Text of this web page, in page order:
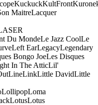
KuckuckKultFront
MaitreLacquer
Du MondeLe Jazz CoolLe
Left EarLegacyLegendary
Bongo JoeLes Disques
In The AtticLil'
LinkLittle DavidLittle
LollipopLoma
LotusLotus